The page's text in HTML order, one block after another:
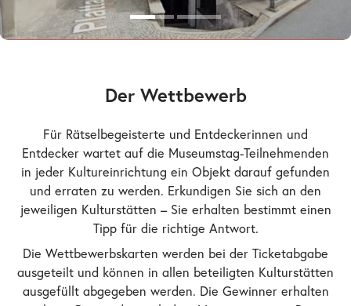
Der Wettbewerb
Für Rätselbegeisterte und Entdeckerinnen und
Entdecker wartet auf die Museumstag-Teilnehmenden
in jeder Kultureinrichtung ein Objekt darauf gefunden
und erraten zu werden. Erkundigen Sie sich an den
jeweiligen Kulturstätten – Sie erhalten bestimmt einen
Tipp für die richtige Antwort.
Die Wettbewerbskarten werden bei der Ticketabgabe
ausgeteilt und können in allen beteiligten Kulturstätten
ausgefüllt abgegeben werden. Die Gewinner erhalten